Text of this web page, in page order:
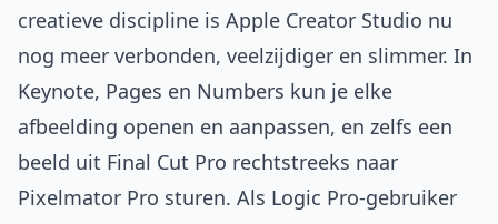
creatieve discipline is Apple Creator Studio nu
nog meer verbonden, veelzijdiger en slimmer. In
Keynote, Pages en Numbers kun je elke
afbeelding openen en aanpassen, en zelfs een
beeld uit Final Cut Pro rechtstreeks naar
Pixelmator Pro sturen. Als Logic Pro-gebruiker